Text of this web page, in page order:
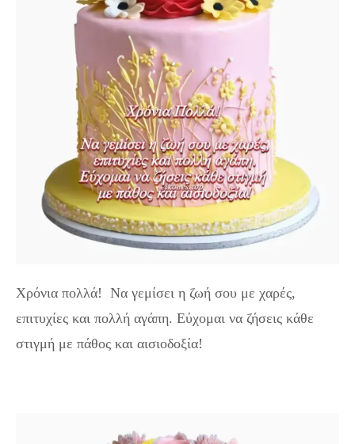
Χρόνια πολλά! Να γεμίσει η ζωή σου με χαρές,
επιτυχίες και πολλή αγάπη. Εύχομαι να ζήσεις κάθε
στιγμή με πάθος και αισιοδοξία!